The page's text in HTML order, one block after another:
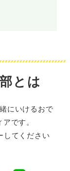
とは
にいけるおで
です。
してください